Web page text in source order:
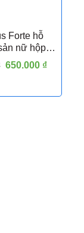
Forte hỗ
nữ hộp
Giá
650.000 ₫